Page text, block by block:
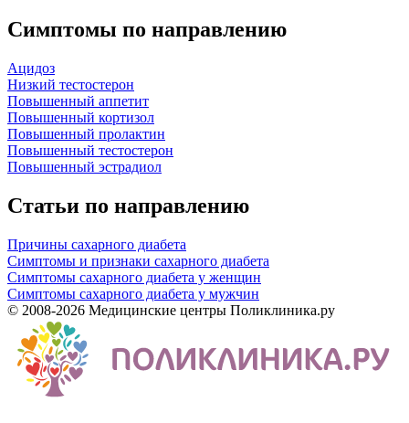
Симптомы по направлению
Ацидоз
Низкий тестостерон
Повышенный аппетит
Повышенный кортизол
Повышенный пролактин
Повышенный тестостерон
Повышенный эстрадиол
Статьи по направлению
Причины сахарного диабета
Симптомы и признаки сахарного диабета
Симптомы сахарного диабета у женщин
Симптомы сахарного диабета у мужчин
© 2008-2026 Медицинские центры Поликлиника.ру